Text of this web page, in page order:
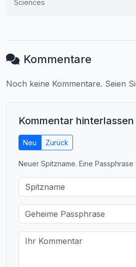
Sciences
Kommentare
Noch keine Kommentare. Seien
Kommentar hinterlassen
Neu Zurück
Neuer Spitzname. Eine